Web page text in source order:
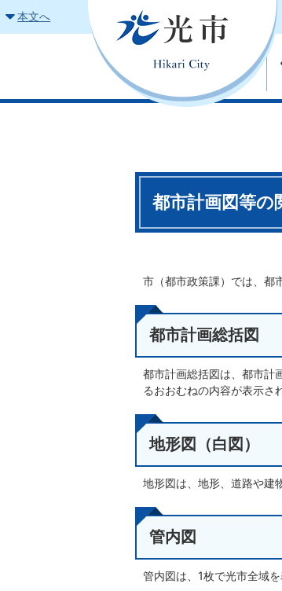
本文へ
都市計画図等の
市（都市政策課）では、都
都市計画総括図
都市計画総括図は、都市計
るおおむねの内容が表示さ
地形図（白図）
地形図は、地形、道路や建
管内図
管内図は、1枚で光市全域を